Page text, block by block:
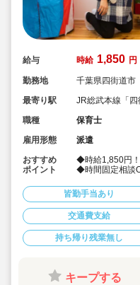
給与 時給 1,850 円
勤務地
千葉県四街道市
最寄り駅
JR総武本線「
職種
保育士
雇用形態
派遣
おすすめ
ポイント
◆時給1,850円
◆時間固定相談
◆社会保険完備
皆勤手当あり
交通費支給
持ち帰り残業無し
キープする